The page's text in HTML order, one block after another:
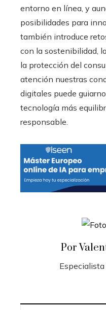
entorno en línea, y
posibilidades para
también introduce
con la sostenibilidad,
la protección del
atención nuestras
digitales puede
tecnología más
responsable.
Por